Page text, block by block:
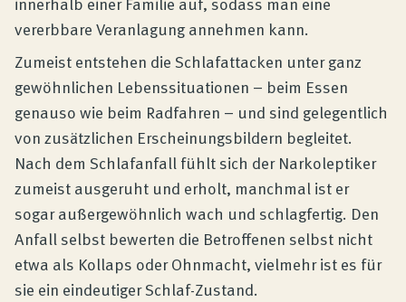
vererbbare Veranlagung annehmen kann.
Zumeist entstehen die Schlafattacken unter ganz
gewöhnlichen Lebenssituationen – beim Essen
genauso wie beim Radfahren – und sind gelegentlich
von zusätzlichen Erscheinungsbildern begleitet.
Nach dem Schlafanfall fühlt sich der Narkoleptiker
zumeist ausgeruht und erholt, manchmal ist er
sogar außergewöhnlich wach und schlagfertig. Den
Anfall selbst bewerten die Betroffenen selbst nicht
etwa als Kollaps oder Ohnmacht, vielmehr ist es für
sie ein eindeutiger Schlaf-Zustand.